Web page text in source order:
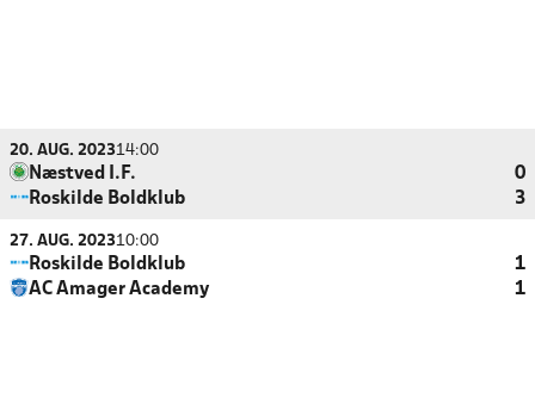
20. AUG. 202314:00
Næstved I.F.
0
Roskilde Boldklub
3
27. AUG. 202310:00
Roskilde Boldklub
1
AC Amager Academy
1